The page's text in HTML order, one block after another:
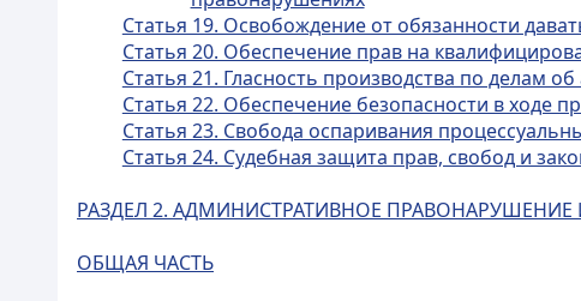
Статья 19. Освобождение от обязанности
Статья 20. Обеспечение прав на
Статья 21. Гласность производства по делам
Статья 22. Обеспечение безопасности в ходе
Статья 23. Свобода оспаривания
Статья 24. Судебная защита прав, свобод и
РАЗДЕЛ 2. АДМИНИСТРАТИВНОЕ
ОБЩАЯ ЧАСТЬ